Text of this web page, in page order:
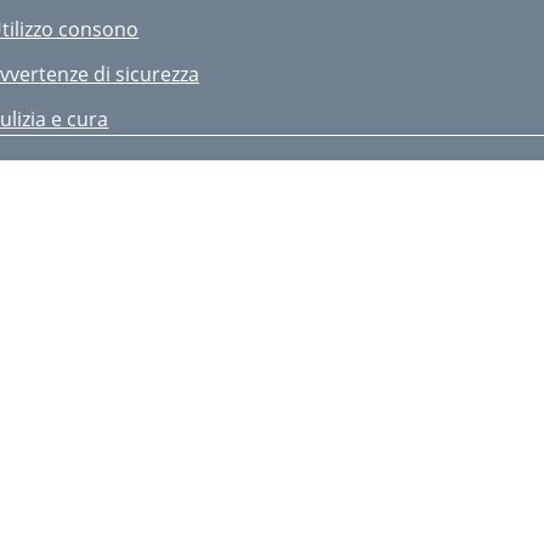
consono
di sicurezza
e cura